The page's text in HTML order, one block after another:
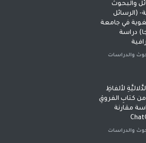
والبحوث
(الرسائل
في جامعة
دراسة
والدراسات
لألفاظِ
من كتابِ الفروقِ
مقارنة
والدراسات